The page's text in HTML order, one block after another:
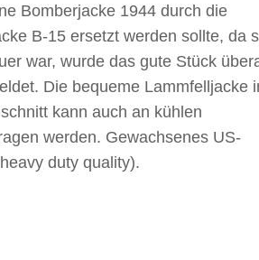
Bomberjacke 1944 durch die
B-15 ersetzt werden sollte, da
war, wurde das gute Stück
Die bequeme Lammfelljacke
kann auch an kühlen
werden. Gewachsenes US-
duty quality).